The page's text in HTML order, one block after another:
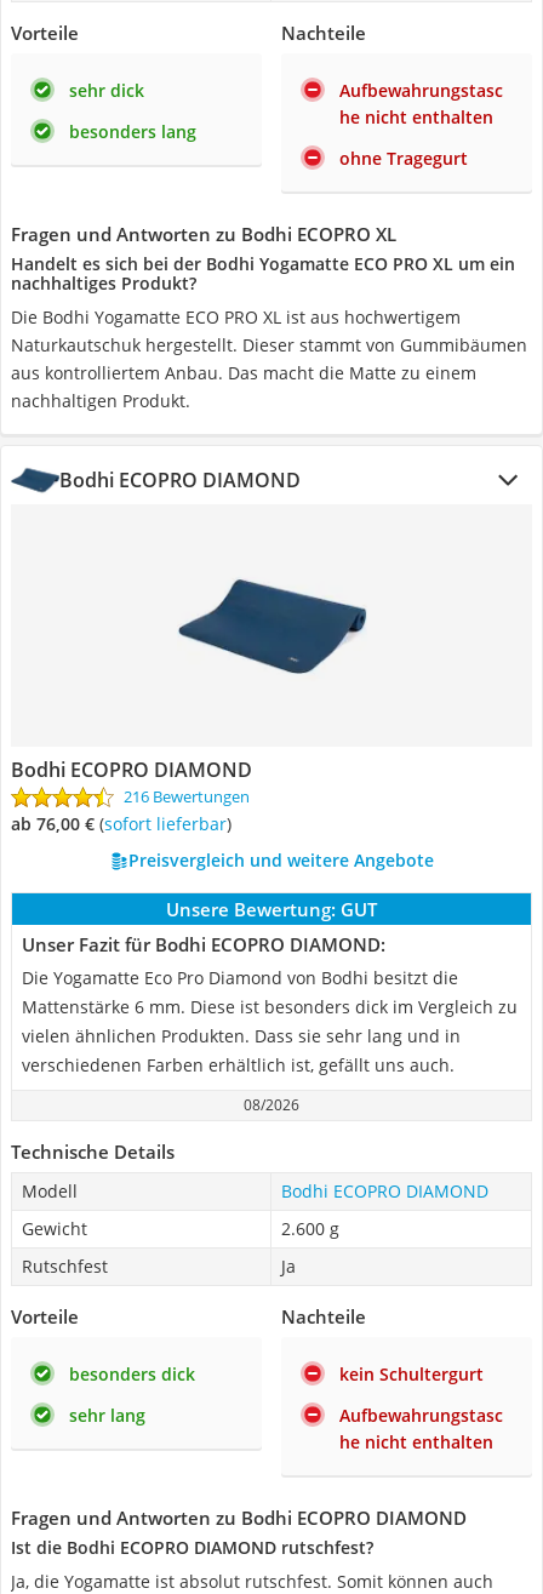
Vorteile
sehr dick
besonders lang
Nachteile
Aufbewahrungstasc
he nicht enthalten
ohne Tragegurt
Fragen und Antworten zu Bodhi ECOPRO XL
Handelt es sich bei der Bodhi Yogamatte ECO PRO XL um ein
nachhaltiges Produkt?
Die Bodhi Yogamatte ECO PRO XL ist aus hochwertigem
Naturkautschuk hergestellt. Dieser stammt von Gummibäumen
aus kontrolliertem Anbau. Das macht die Matte zu einem
nachhaltigen Produkt.
Bodhi ECOPRO DIAMOND
Bodhi ECOPRO DIAMOND
216 Bewertungen
ab 76,00 € ( Sofort lieferbar)
Preisvergleich und weitere Angebote
Unsere Bewertung: GUT
Unser Fazit für Bodhi ECOPRO DIAMOND:
Die Yogamatte Eco Pro Diamond von Bodhi besitzt die
Mattenstärke 6 mm. Diese ist besonders dick im Vergleich zu
vielen ähnlichen Produkten. Dass sie sehr lang und in
verschiedenen Farben erhältlich ist, gefällt uns auch.
08/2026
Technische Details
Modell
Bodhi ECOPRO DIAMOND
Gewicht
2.600 g
Rutschfest
Ja
Vorteile
besonders dick
sehr lang
Nachteile
kein Schultergurt
Aufbewahrungstasc
he nicht enthalten
Fragen und Antworten zu Bodhi ECOPRO DIAMOND
Ist die Bodhi ECOPRO DIAMOND rutschfest?
Ja, die Yogamatte ist absolut rutschfest. Somit können auch